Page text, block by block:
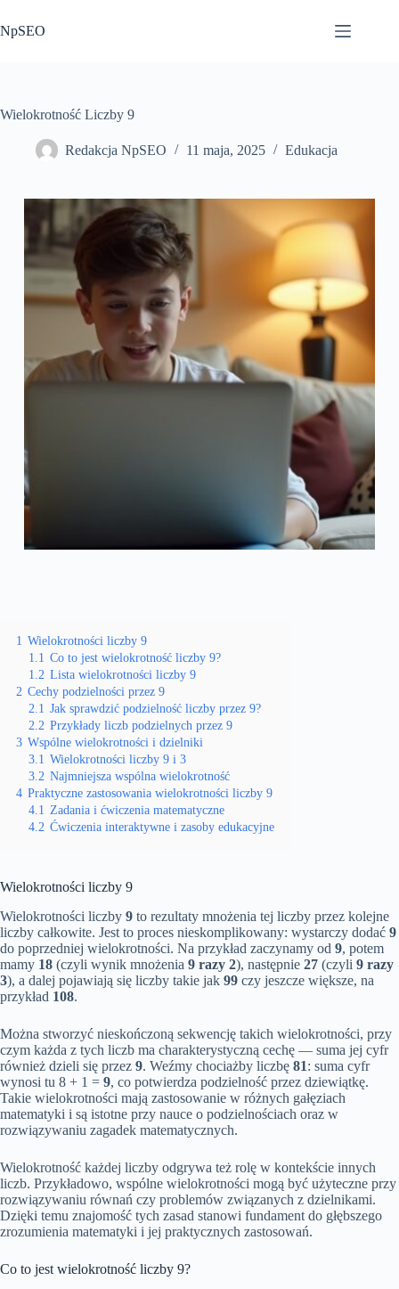
do
treści
NpSEO
Wielokrotność Liczby 9
Redakcja NpSEO 11 maja, 2025 Edukacja
1 Wielokrotności liczby 9
1.1 Co to jest wielokrotność liczby 9?
1.2 Lista wielokrotności liczby 9
2 Cechy podzielności przez 9
2.1 Jak sprawdzić podzielność liczby przez 9?
2.2 Przykłady liczb podzielnych przez 9
3 Wspólne wielokrotności i dzielniki
3.1 Wielokrotności liczby 9 i 3
3.2 Najmniejsza wspólna wielokrotność
4 Praktyczne zastosowania wielokrotności liczby 9
4.1 Zadania i ćwiczenia matematyczne
4.2 Ćwiczenia interaktywne i zasoby edukacyjne
Wielokrotności liczby 9
Wielokrotności liczby 9 to rezultaty mnożenia tej liczby przez kolejne
liczby całkowite. Jest to proces nieskomplikowany: wystarczy dodać 9
do poprzedniej wielokrotności. Na przykład zaczynamy od 9, potem
mamy 18 (czyli wynik mnożenia 9 razy 2), następnie 27 (czyli 9 razy
3), a dalej pojawiają się liczby takie jak 99 czy jeszcze większe, na
przykład 108.
Można stworzyć nieskończoną sekwencję takich wielokrotności, przy
czym każda z tych liczb ma charakterystyczną cechę — suma jej cyfr
również dzieli się przez 9. Weźmy chociażby liczbę 81: suma cyfr
wynosi tu 8 + 1 = 9, co potwierdza podzielność przez dziewiątkę.
Takie wielokrotności mają zastosowanie w różnych gałęziach
matematyki i są istotne przy nauce o podzielnościach oraz w
rozwiązywaniu zagadek matematycznych.
Wielokrotność każdej liczby odgrywa też rolę w kontekście innych
liczb. Przykładowo, wspólne wielokrotności mogą być użyteczne przy
rozwiązywaniu równań czy problemów związanych z dzielnikami.
Dzięki temu znajomość tych zasad stanowi fundament do głębszego
zrozumienia matematyki i jej praktycznych zastosowań.
Co to jest wielokrotność liczby 9?